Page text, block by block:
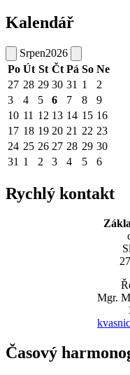
Kalendář
Srpen2026
Po Út St Čt Pá So Ne
27 28 29 30 31 1
2
3
4 5 6 7 8
9
10 11 12 13 14 15 16
17 18 19 20 21 22 23
24 25 26 27 28 29 30
31 1 2 3 4 5 6
Rychlý kontakt
Mgr.
Časový